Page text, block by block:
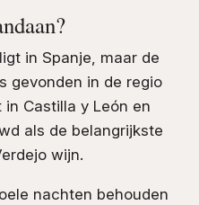
in Spanje, maar de
gevonden in de regio
in Castilla y León en
als de belangrijkste
wijn.
nachten behouden